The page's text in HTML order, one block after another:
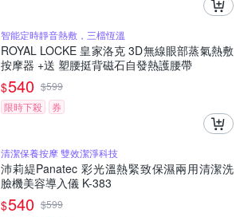
智能定時靜音熱敷，三檔恆溫
ROYAL LOCKE 皇家洛克 3D無線眼部蒸氣熱敷
按摩器 +送 塑腰挺背磁石自發熱護腰帶
$540 $599
限時下殺
券
清潔保養按摩 雙效潔淨科技
沛莉緹Panatec 彩光溫熱緊致保濕兩用清潔洗
臉機美容導入儀 K-383
$540 $599